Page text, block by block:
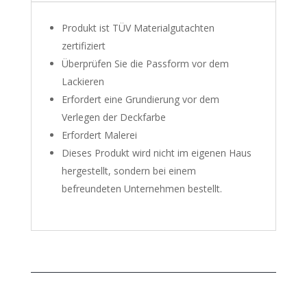
Produkt ist TÜV Materialgutachten
zertifiziert
Überprüfen Sie die Passform vor dem
Lackieren
Erfordert eine Grundierung vor dem
Verlegen der Deckfarbe
Erfordert Malerei
Dieses Produkt wird nicht im eigenen Haus
hergestellt, sondern bei einem
befreundeten Unternehmen bestellt.